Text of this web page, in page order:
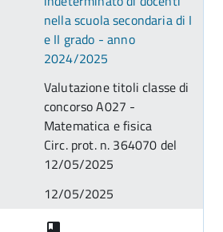
nella scuola secondaria di I
e II grado - anno
2024/2025
Valutazione titoli classe di
concorso A027 -
Matematica e fisica
Circ. prot. n. 364070 del
12/05/2025
12/05/2025